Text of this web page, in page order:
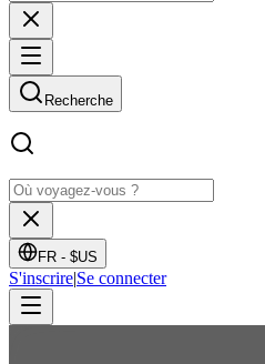
Recherche
FR - $US
S'inscrire|Se connecter